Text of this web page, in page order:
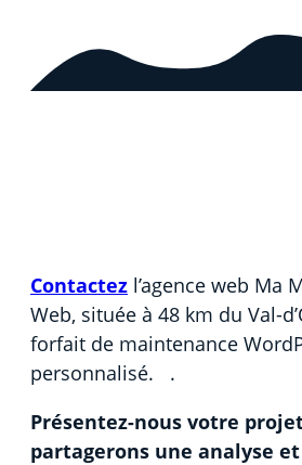
Contactez l’agence web Ma
Web, située à 48 km du Val-
forfait de maintenance
personnalisé. .
Présentez-nous votre
partagerons une analyse